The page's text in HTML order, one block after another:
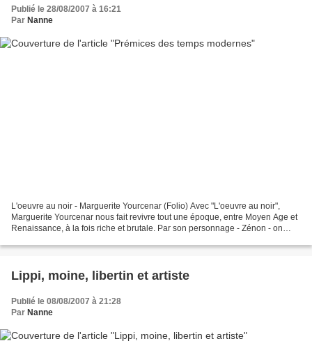
Publié le 28/08/2007 à 16:21
Par Nanne
L'oeuvre au noir - Marguerite Yourcenar (Folio) Avec "L'oeuvre au noir",
Marguerite Yourcenar nous fait revivre tout une époque, entre Moyen Age et
Renaissance, à la fois riche et brutale. Par son personnage - Zénon - on
Lippi, moine, libertin et artiste
Publié le 08/08/2007 à 21:28
Par Nanne